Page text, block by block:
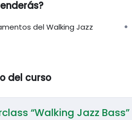
del Walking Jazz
del curso
“Walking Jazz Bass”